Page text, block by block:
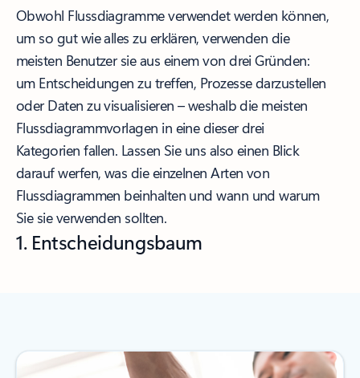
Obwohl Flussdiagramme verwendet werden können,
um so gut wie alles zu erklären, verwenden die
meisten Benutzer sie aus einem von drei Gründen:
um Entscheidungen zu treffen, Prozesse darzustellen
oder Daten zu visualisieren – weshalb die meisten
Flussdiagrammvorlagen in eine dieser drei
Kategorien fallen. Lassen Sie uns also einen Blick
darauf werfen, was die einzelnen Arten von
Flussdiagrammen beinhalten und wann und warum
Sie sie verwenden sollten.
1. Entscheidungsbaum